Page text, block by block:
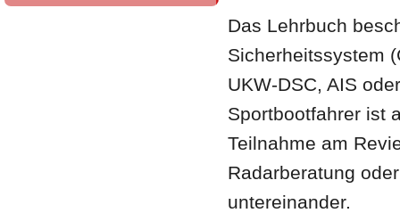
Das Lehrbuch
Sicherheitssystem
UKW-DSC, AIS
Sportbootfahrer ist
Teilnahme am
Radarberatung
untereinander.